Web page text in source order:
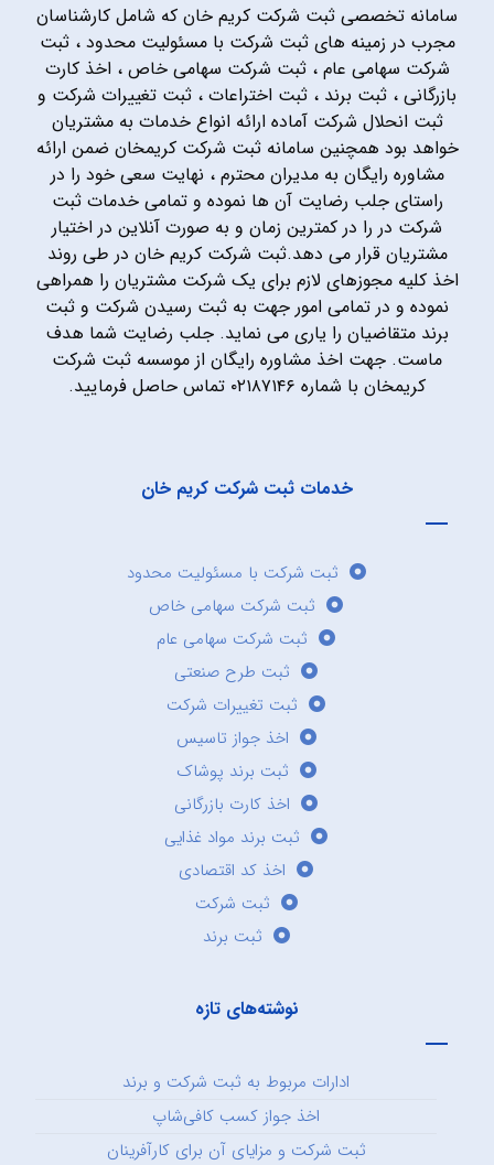
سامانه تخصصی ثبت شرکت کریم خان که شامل کارشناسان
مجرب در زمینه های ثبت شرکت با مسئولیت محدود ، ثبت
شرکت سهامی عام ، ثبت شرکت سهامی خاص ، اخذ کارت
بازرگانی ، ثبت برند ، ثبت اختراعات ، ثبت تغییرات شرکت و
ثبت انحلال شرکت آماده ارائه انواع خدمات به مشتریان
خواهد بود همچنین سامانه ثبت شرکت کریمخان ضمن ارائه
مشاوره رایگان به مدیران محترم ، نهایت سعی خود را در
راستای جلب رضایت آن ها نموده و تمامی خدمات ثبت
شرکت در را در کمترین زمان و به صورت آنلاین در اختیار
مشتریان قرار می دهد.ثبت شرکت کریم خان در طی روند
اخذ کلیه مجوزهای لازم برای یک شرکت مشتریان را همراهی
نموده و در تمامی امور جهت به ثبت رسیدن شرکت و ثبت
برند متقاضیان را یاری می نماید. جلب رضایت شما هدف
ماست. جهت اخذ مشاوره رایگان از موسسه ثبت شرکت
کریمخان با شماره ۰۲۱۸۷۱۴۶ تماس حاصل فرمایید.
خدمات ثبت شرکت کریم خان
ثبت شرکت با مسئولیت محدود
ثبت شرکت سهامی خاص
ثبت شرکت سهامی عام
ثبت طرح صنعتی
ثبت تغییرات شرکت
اخذ جواز تاسیس
ثبت برند پوشاک
اخذ کارت بازرگانی
ثبت برند مواد غذایی
اخذ کد اقتصادی
ثبت شرکت
ثبت برند
نوشته‌های تازه
ادارات مربوط به ثبت شرکت و برند
اخذ جواز کسب کافی‌شاپ
ثبت شرکت و مزایای آن برای کارآفرینان